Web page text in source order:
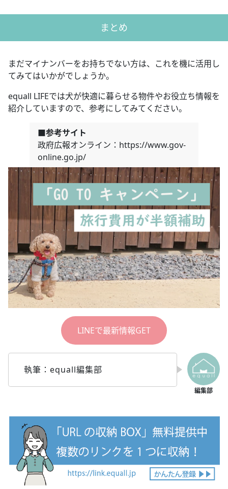
まとめ
まだマイナンバーをお持ちでない方は、これを機に活用し
てみてはいかがでしょうか。
equall LIFEでは犬が快適に暮らせる物件やお役立ち情報を
紹介していますので、参考にしてみてください。
■参考サイト
政府広報オンライン：https://www.gov-
online.go.jp/
LINEで最新情報GET
執筆：equall編集部